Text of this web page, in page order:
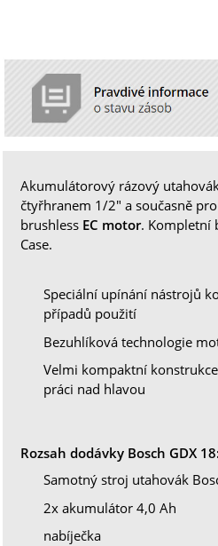
Akumulátorový rázový
čtyřhranem 1/2" a současně
brushless EC motor. Kompletní
Case.
Speciální upínání nástrojů
případů použití
Bezuhlíková technologie
Velmi kompaktní
práci nad hlavou
Rozsah dodávky Bosch GDX 18:
Samotný stroj utahovák
2x akumulátor 4,0 Ah
nabíječka